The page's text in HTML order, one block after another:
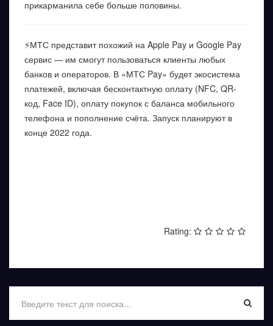
прикарманила себе больше половины.
⚡️МТС представит похожий на Apple Pay и Google Pay
сервис — им смогут пользоваться клиенты любых
банков и операторов. В «МТС Pay» будет экосистема
платежей, включая бесконтактную оплату (NFC, QR-
код, Face ID), оплату покупок с баланса мобильного
телефона и пополнение счёта. Запуск планируют в
конце 2022 года.
Rating: